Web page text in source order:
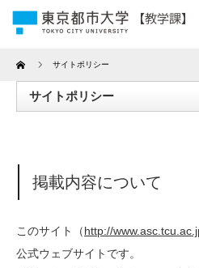
Home サイトポリシー
サイトポリシー
掲載内容について
このサイト（http://
公式ウェブサイトです。